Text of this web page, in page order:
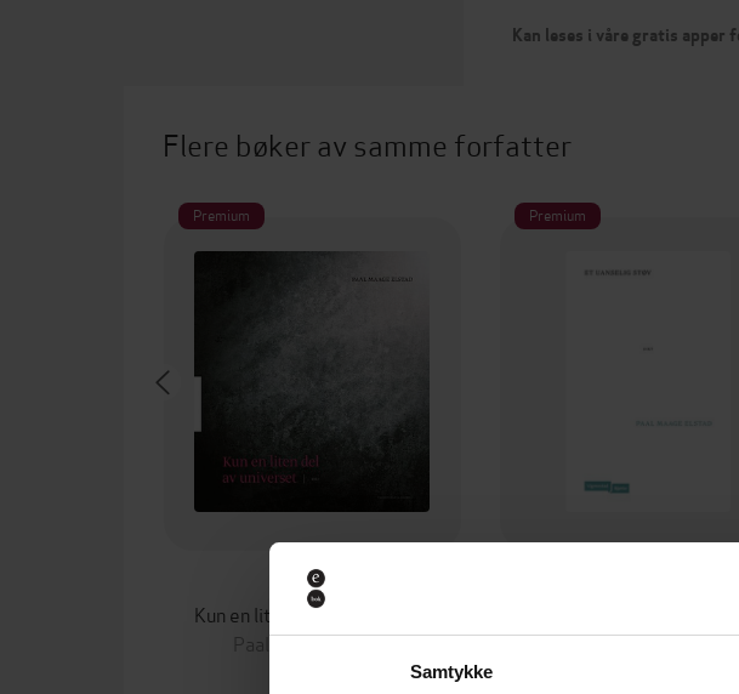
Samtykke
Kan leses i våre gratis apper
Flere bøker av samme forfatter
Premium
229,-
Kun en liten del av universet
Paal Maage Elstad
Premium
Paal Maage Elstad